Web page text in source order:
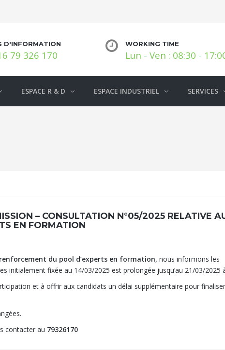
D'INFORMATION
79 326 170
WORKING TIME
Lun - Ven : 08:30 -
ESPACE R & D ESPACE INDUSTRIEL SERVICES
– CONSULTATION N°05/2025 RELATIVE
EN FORMATION
du pool d’experts en formation, nous informons les
initialement fixée au 14/03/2025 est prolongée jusqu’au 21/03/2025
et à offrir aux candidats un délai supplémentaire pour
contacter au 79326170